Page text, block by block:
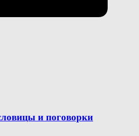
и поговорки